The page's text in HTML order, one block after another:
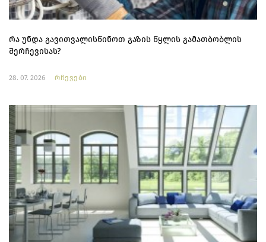
რა უნდა გავითვალისწინოთ გაზის წყლის გამათბობლის
შერჩევისას?
28. 07. 2026 რჩევები